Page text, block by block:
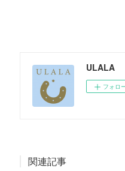
ULALA
フォロ
関連記事